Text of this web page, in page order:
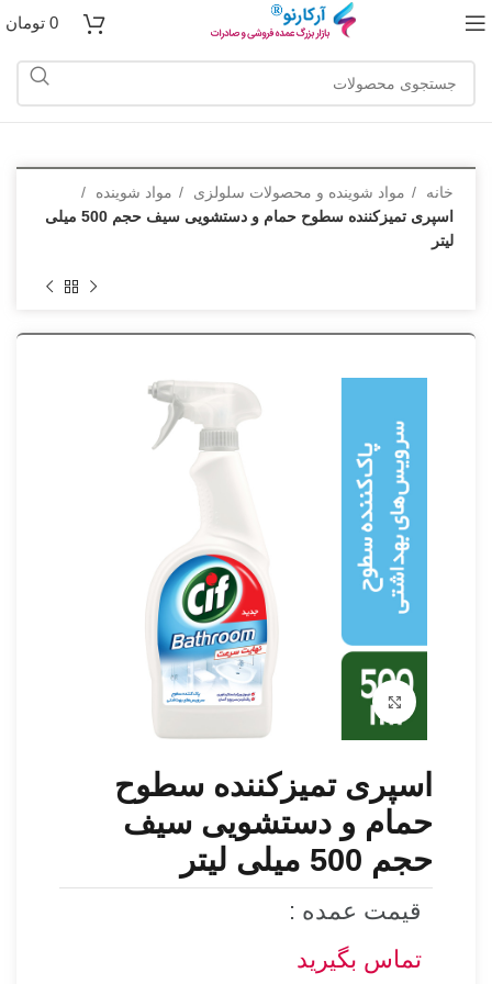
0 تومان
خانه مواد شوینده و محصولات سلولزی
مواد شوینده
اسپری تمیزکننده سطوح حمام و دستشویی سیف حجم 500 میلی
لیتر
برای بزرگنمایی کلیک کنید
اسپری تمیزکننده سطوح
حمام و دستشویی سیف
حجم 500 میلی لیتر
قیمت عمده :
تماس بگیرید